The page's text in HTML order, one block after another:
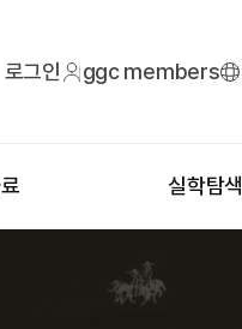
로그인 ggc members
실학탐색